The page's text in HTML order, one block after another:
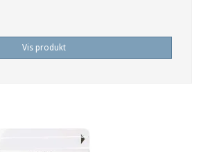
Vis produkt